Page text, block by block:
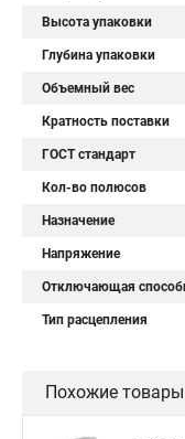
Высота упаковки
Глубина упаковки
Объемный вес
Кратность поставки
ГОСТ стандарт
Кол-во полюсов
Назначение
Напряжение
Отключающая
Тип расцепления
Похожие товары